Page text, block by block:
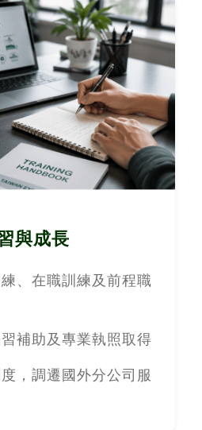
與成長
、在職訓練及前程職
補助及專業執照取得
，調遷國外分公司服